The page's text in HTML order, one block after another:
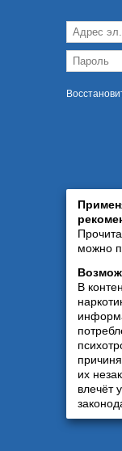
можно
В
их
влечёт